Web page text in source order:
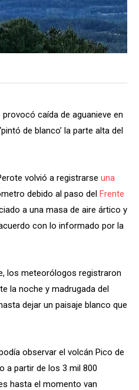
caída de aguanieve en
de blanco’ la parte alta del
volvió a registrarse una
debido al paso del Frente
a una masa de aire ártico y
con lo informado por la
los meteorólogos registraron
la noche y madrugada del
dejar un paisaje blanco que
observar el volcán Pico de
a partir de los 3 mil 800
hasta el momento van